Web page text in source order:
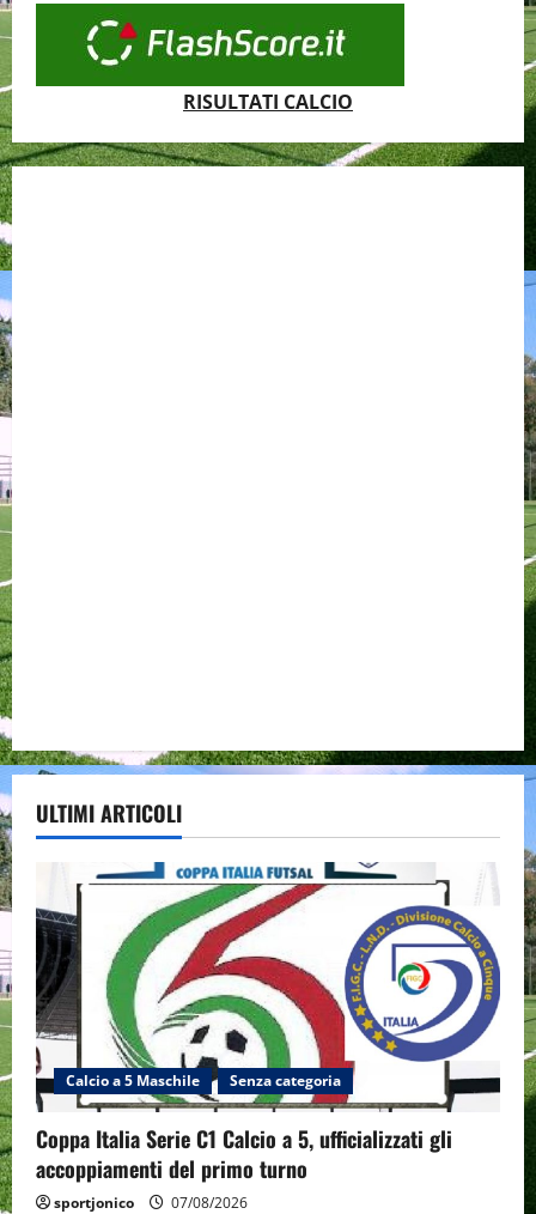
RISULTATI CALCIO
ULTIMI ARTICOLI
Calcio a 5 Maschile Senza categoria
Coppa Italia Serie C1 Calcio a 5, ufficializzati gli
accoppiamenti del primo turno
sportjonico 07/08/2026